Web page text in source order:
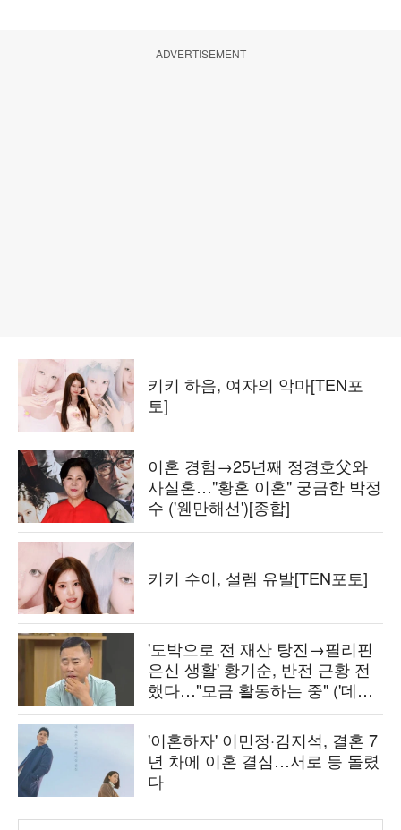
ADVERTISEMENT
키키 하음, 여자의 악마[TEN포
토]
이혼 경험→25년째 정경호父와
사실혼…"황혼 이혼" 궁금한 박정
수 ('웬만해선')[종합]
키키 수이, 설렘 유발[TEN포토]
'도박으로 전 재산 탕진→필리핀
은신 생활' 황기순, 반전 근황 전
했다…"모금 활동하는 중" ('데이
앤나잇')
'이혼하자' 이민정·김지석, 결혼 7
년 차에 이혼 결심…서로 등 돌렸
다